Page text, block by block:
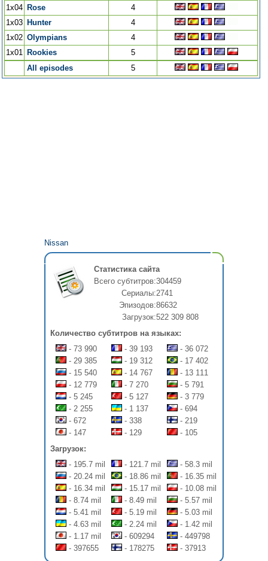
1x04 Rose
4
1x03 Hunter
4
1x02 Olympians
4
1x01 Rookies
5
All episodes
5
Nissan
Статистика сайта
Всего субтитров:304459
Сериалы:2741
Эпизодов:86632
Загрузок:522 309 808
Количество субтитров на языках:
- 73 990
- 39 193
- 36 072
- 29 385
- 19 312
- 17 402
- 15 540
- 14 767
- 13 111
- 12 779
- 7 270
- 5 791
- 5 245
- 5 127
- 3 779
- 2 255
- 1 137
- 694
- 672
- 338
- 219
- 147
- 129
- 105
Загрузок:
- 195.7 mil
- 121.7 mil
- 58.3 mil
- 20.24 mil
- 18.86 mil
- 16.35 mil
- 16.34 mil
- 15.17 mil
- 10.08 mil
- 8.74 mil
- 8.49 mil
- 5.57 mil
- 5.41 mil
- 5.19 mil
- 5.03 mil
- 4.63 mil
- 2.24 mil
- 1.42 mil
- 1.17 mil
- 609294
- 449798
- 397655
- 178275 - 37913